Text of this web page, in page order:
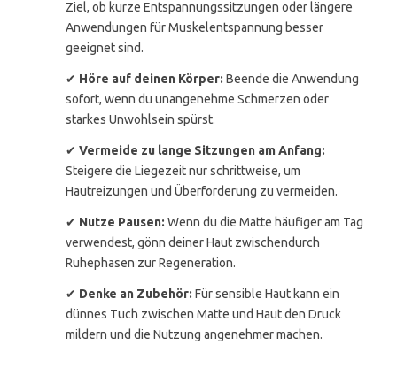
Ziel, ob kurze Entspannungssitzungen oder längere
Anwendungen für Muskelentspannung besser
geeignet sind.
✔ Höre auf deinen Körper: Beende die Anwendung
sofort, wenn du unangenehme Schmerzen oder
starkes Unwohlsein spürst.
✔ Vermeide zu lange Sitzungen am Anfang:
Steigere die Liegezeit nur schrittweise, um
Hautreizungen und Überforderung zu vermeiden.
✔ Nutze Pausen: Wenn du die Matte häufiger am Tag
verwendest, gönn deiner Haut zwischendurch
Ruhephasen zur Regeneration.
✔ Denke an Zubehör: Für sensible Haut kann ein
dünnes Tuch zwischen Matte und Haut den Druck
mildern und die Nutzung angenehmer machen.